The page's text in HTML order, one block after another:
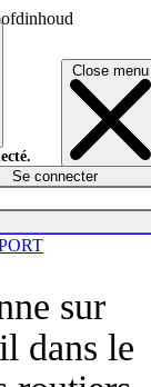
Close menu
Se connecter
sur
dans le